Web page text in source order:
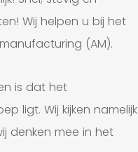
Wij helpen u bij het
(AM).
is dat het
ligt. Wij kijken namelijk
denken mee in het